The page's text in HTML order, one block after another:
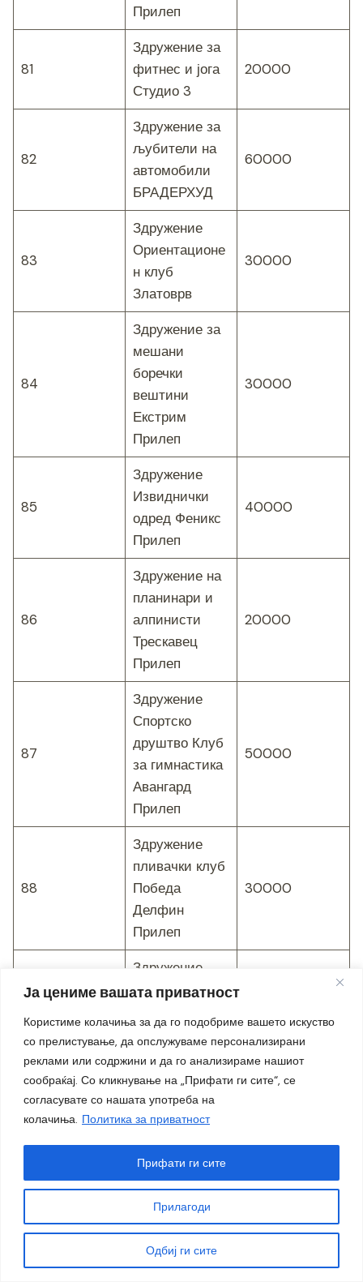
Ја цениме вашата приватност
Користиме колачиња за да го подобриме вашето искуство
со прелистување, да опслужуваме персонализирани
реклами или содржини и да го анализираме нашиот
сообраќај. Со кликнување на „Прифати ги сите“, се
согласувате со нашата употреба на
колачиња. Политика за приватност
Прилагоди
Одбиј ги сите
Прифати ги сите
Прилеп
81
Здружение за
фитнес и јога
Студио 3
20000
82
Здружение за
љубители на
автомобили
БРАДЕРХУД
60000
83
Здружение
Ориентационе
н клуб
Златоврв
30000
84
Здружение за
мешани
боречки
вештини
Екстрим
Прилеп
30000
85
Здружение
Извиднички
одред Феникс
Прилеп
40000
86
Здружение на
планинари и
алпинисти
Трескавец
Прилеп
20000
87
Здружение
Спортско
друштво Клуб
за гимнастика
Авангард
Прилеп
50000
88
Здружение
пливачки клуб
Победа
Делфин
Прилеп
30000
89
Здружение
Тунинг кар шоу
90
Планинарско
спортско
здружение
20000
91
Сојуз за
училишен
спорт на
Општина
Прилеп
120000
Здружение за